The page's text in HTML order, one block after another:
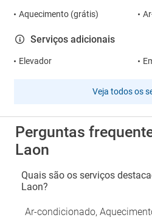
Aquecimento (grátis)
Serviços adicionais
Elevador
Veja todos os
Perguntas
Laon
Quais são os serviços
Laon?
Ar-condicionado,